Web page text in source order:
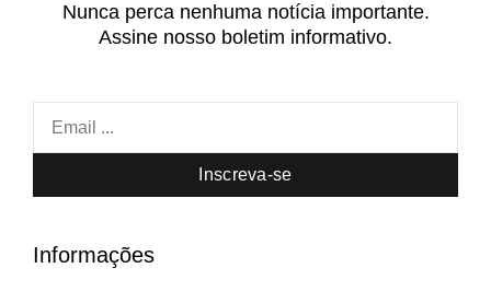
Nunca perca nenhuma notícia importante.
Assine nosso boletim informativo.
Inscreva-se
Informações